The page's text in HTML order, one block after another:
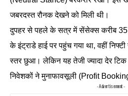
जबरदस्त रौनक देखने को मिली थी।
दुपहर से पहले के सत्र में सेंसेक्स करीब
के इंट्राडे हाई पर पहुंच गया था, वहीं
स्तर छुआ। लेकिन यह तेजी ज्यादा देर
निवेशकों ने मुनाफावसूली (Profit
- Advertisement -